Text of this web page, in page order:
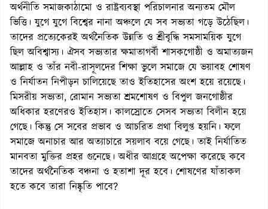
অর্থনীতি সমাজকাঠামো ও রাষ্ট্রব্যবস্থা পরিচালনার অন্যতম মৌল
ভিত্তি। যুগে যুগে বিশ্বের নানা অঞ্চলে যে সব সভ্যতা গড়ে উঠেছিল।
তাদের প্রত্যেকেরই অর্থনৈতিক উন্নতি ও শ্রীবৃদ্ধি সমসাময়িক যুগে
ছিল অবিশ্বাস্য। ঐসব সভ্যতার ক্ষমাতাগর্বী শাসকগোষ্ঠী ও অমাত্যজন
আল্লাহ ও তাঁর নবী-রাসূলদের শিক্ষা ভুলে সমাজে যে ভয়াবহ শোষণ
ও নির্যাতন নিপীড়ন চালিয়েছে তাও ইতিহাসের অংশ হয়ে রয়েছে।
মিসরীয় সভ্যতা, রোমান সভ্যতা শ্রমশোষণ ও বিপুল জনগোষ্ঠীর
অধিকার হরণেরও ইতিহাস। কালস্রোতে সেসব সভ্যতা বিলীন হয়ে
গেছে। কিন্তু সে সবের প্রভাব ও আচরিত প্রথা বিলুপ্ত হয়নি। ফলে
সমাজে অনাচার আর অত্যাচারে সয়লাব বয়ে গেছে। তাই নির্যাতিত
মানবতা মুক্তির প্রহর গুনেছে। অধীর আগ্রহে অপেক্ষা করেছে কবে
তাদের অর্থনৈতিক বঞ্চনা ও হতাশা দূর হবে। শোষণের যাঁতাকল
হতে কবে তারা নিষ্কৃতি পাবে?